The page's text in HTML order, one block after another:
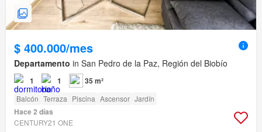
$ 400.000/mes
Departamento in San Pedro de la Paz, Región del Biobío
1 1 35 m²
Balcón Terraza Piscina Ascensor Jardín
Hace 2 días
CENTURY21 ONE